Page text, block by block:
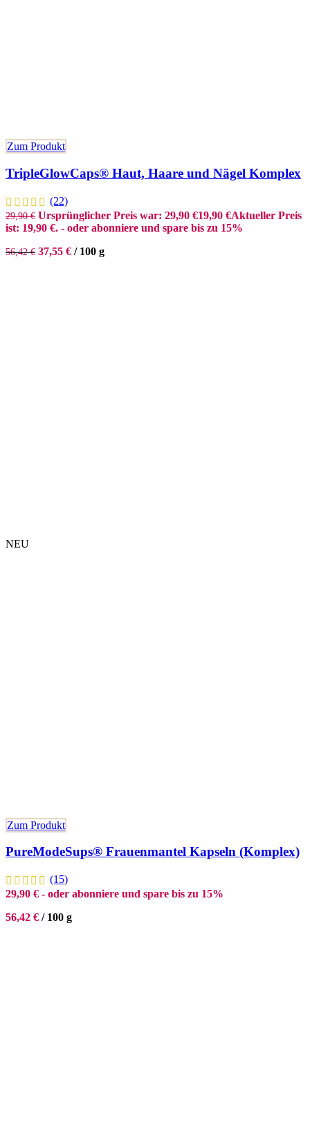
Zum Produkt
TripleGlowCaps® Haut, Haare und Nägel Komplex
(22)
29,90€ Ursprünglicher Preis war: 29,90 €19,90 €Aktueller Preis
ist: 19,90 €. - oder abonniere und spare bis zu 15%
56,42€ 37,55 € / 100 g
NEU
Zum Produkt
PureModeSups® Frauenmantel Kapseln (Komplex)
(15)
29,90 € - oder abonniere und spare bis zu 15%
56,42 € / 100 g